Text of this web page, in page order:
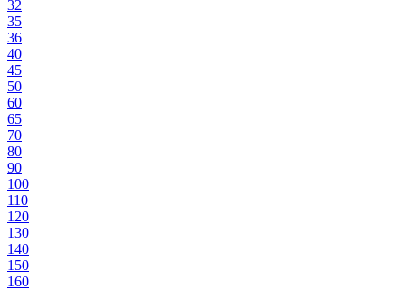
32
35
36
40
45
50
60
65
70
80
90
100
110
120
130
140
150
160